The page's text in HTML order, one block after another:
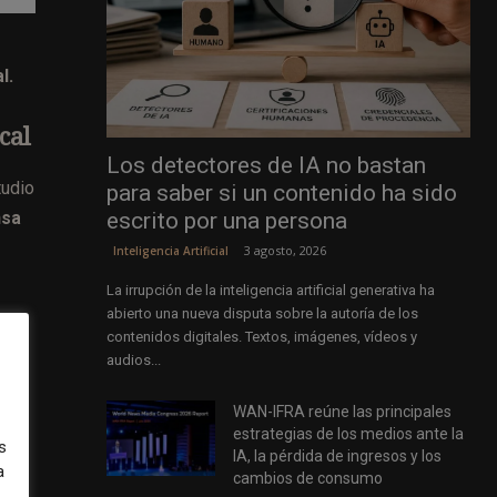
Los detectores de IA no bastan
para saber si un contenido ha sido
escrito por una persona
Inteligencia Artificial 3 agosto, 2026
La irrupción de la inteligencia artificial generativa ha
abierto una nueva disputa sobre la autoría de los
contenidos digitales. Textos, imágenes, vídeos y
audios...
WAN-IFRA reúne las principales
estrategias de los medios ante la
IA, la pérdida de ingresos y los
cambios de consumo